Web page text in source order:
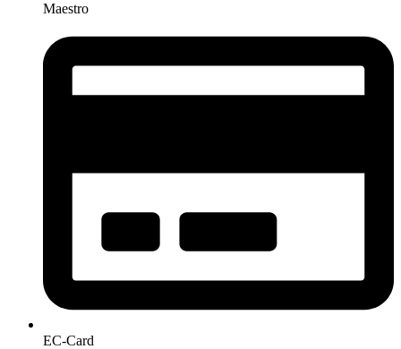
Maestro
EC-Card